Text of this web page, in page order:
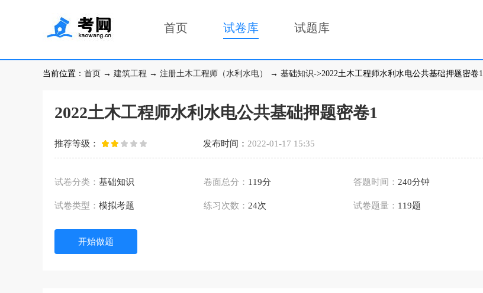
首页 试卷库 试题库
当前位置： 首页 → 建筑工程 → 注册土木工程师（水利水电） → 基础知识->2022土木工程师水利水电公共基础押题密卷1
2022土木工程师水利水电公共基础押题密卷1
推荐等级： 发布时间： 2022-01-17 15:35
试卷分类： 基础知识 卷面总分： 119分 答题时间： 240分钟
试卷类型： 模拟考题 练习次数： 24次 试卷题量： 119题
开始做题